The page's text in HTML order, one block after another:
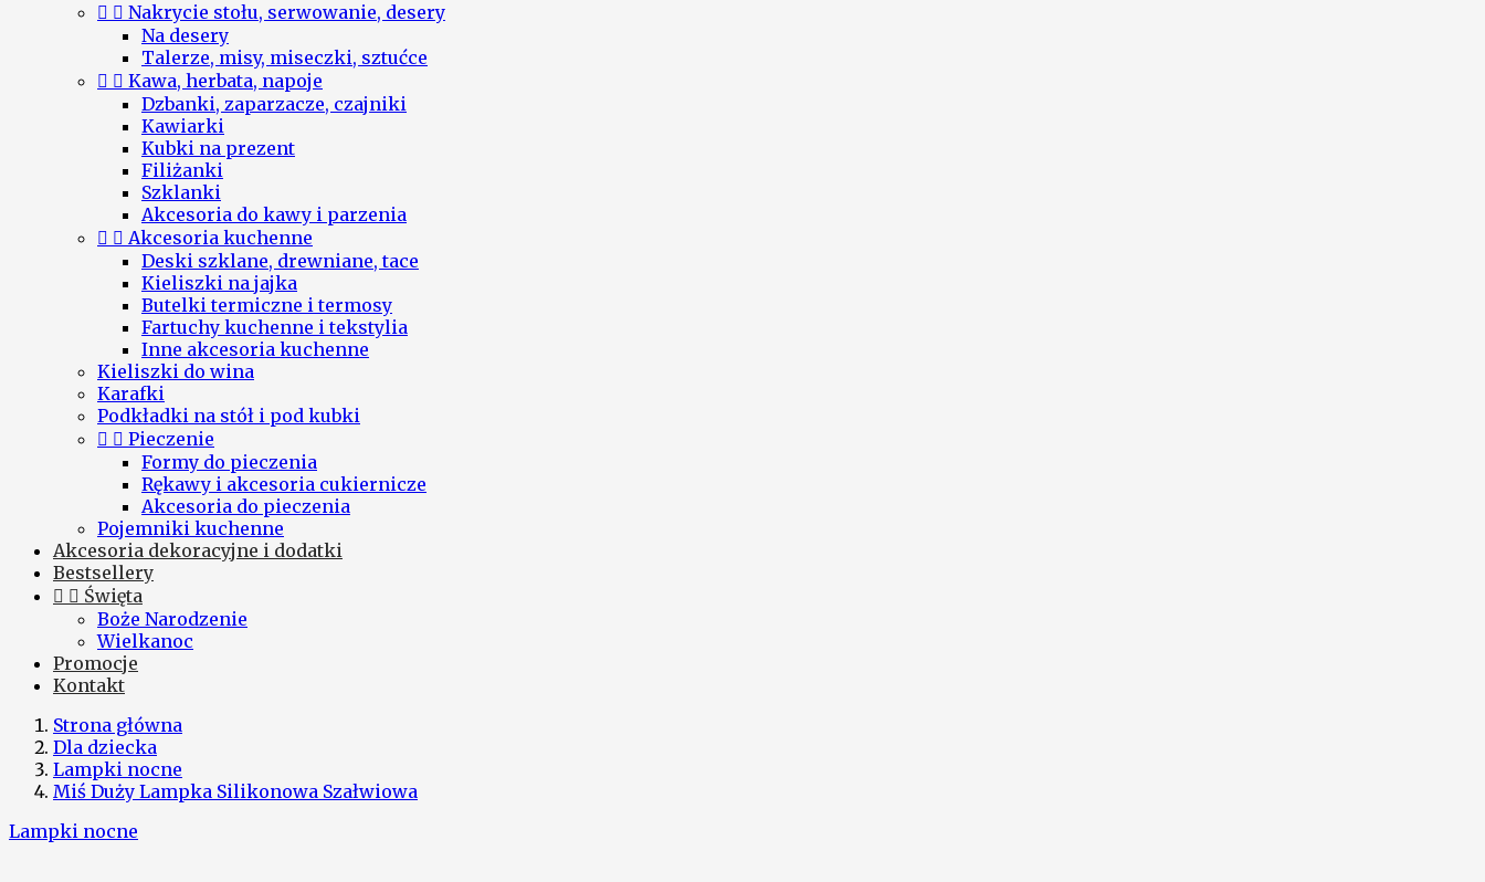
  Nakrycie stołu, serwowanie, desery
Na desery
Talerze, misy, miseczki, sztućce
  Kawa, herbata, napoje
Dzbanki, zaparzacze, czajniki
Kawiarki
Kubki na prezent
Filiżanki
Szklanki
Akcesoria do kawy i parzenia
  Akcesoria kuchenne
Deski szklane, drewniane, tace
Kieliszki na jajka
Butelki termiczne i termosy
Fartuchy kuchenne i tekstylia
Inne akcesoria kuchenne
Kieliszki do wina
Karafki
Podkładki na stół i pod kubki
  Pieczenie
Formy do pieczenia
Rękawy i akcesoria cukiernicze
Akcesoria do pieczenia
Pojemniki kuchenne
Akcesoria dekoracyjne i dodatki
Bestsellery
  Święta
Boże Narodzenie
Wielkanoc
Promocje
Kontakt
Strona główna
Dla dziecka
Lampki nocne
Miś Duży Lampka Silikonowa Szałwiowa
Lampki nocne